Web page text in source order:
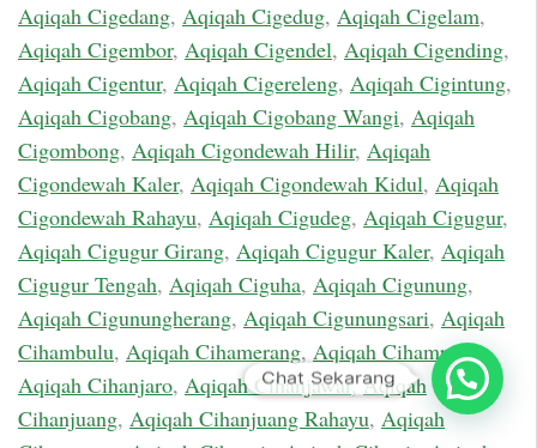
Aqiqah Cigedang, Aqiqah Cigedug, Aqiqah Cigelam,
Aqiqah Cigembor, Aqiqah Cigendel, Aqiqah Cigending,
Aqiqah Cigentur, Aqiqah Cigereleng, Aqiqah Cigintung,
Aqiqah Cigobang, Aqiqah Cigobang Wangi, Aqiqah
Cigombong, Aqiqah Cigondewah Hilir, Aqiqah
Cigondewah Kaler, Aqiqah Cigondewah Kidul, Aqiqah
Cigondewah Rahayu, Aqiqah Cigudeg, Aqiqah Cigugur,
Aqiqah Cigugur Girang, Aqiqah Cigugur Kaler, Aqiqah
Cigugur Tengah, Aqiqah Ciguha, Aqiqah Cigunung,
Aqiqah Cigunungherang, Aqiqah Cigunungsari, Aqiqah
Cihambulu, Aqiqah Cihamerang, Aqiqah Cihampelas,
Aqiqah Cihanjaro, Aqiqah Cihanjawar,Aqiqah
Cihanjuang, Aqiqah Cihanjuang Rahayu, Aqiqah
Chat Sekarang